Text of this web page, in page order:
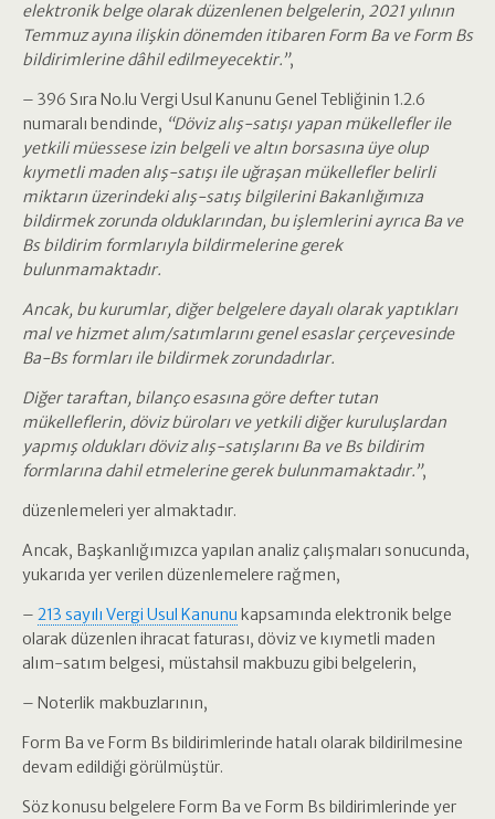
elektronik belge olarak düzenlenen belgelerin, 2021 yılının
Temmuz ayına ilişkin dönemden itibaren Form Ba ve Form Bs
bildirimlerine dâhil edilmeyecektir.”,
– 396 Sıra No.lu Vergi Usul Kanunu Genel Tebliğinin 1.2.6
numaralı bendinde, “Döviz alış-satışı yapan mükellefler ile
yetkili müessese izin belgeli ve altın borsasına üye olup
kıymetli maden alış-satışı ile uğraşan mükellefler belirli
miktarın üzerindeki alış-satış bilgilerini Bakanlığımıza
bildirmek zorunda olduklarından, bu işlemlerini ayrıca Ba ve
Bs bildirim formlarıyla bildirmelerine gerek
bulunmamaktadır.
Ancak, bu kurumlar, diğer belgelere dayalı olarak yaptıkları
mal ve hizmet alım/satımlarını genel esaslar çerçevesinde
Ba-Bs formları ile bildirmek zorundadırlar.
Diğer taraftan, bilanço esasına göre defter tutan
mükelleflerin, döviz büroları ve yetkili diğer kuruluşlardan
yapmış oldukları döviz alış-satışlarını Ba ve Bs bildirim
formlarına dahil etmelerine gerek bulunmamaktadır.”,
düzenlemeleri yer almaktadır.
Ancak, Başkanlığımızca yapılan analiz çalışmaları sonucunda,
yukarıda yer verilen düzenlemelere rağmen,
– 213 sayılı Vergi Usul Kanunu kapsamında elektronik belge
olarak düzenlen ihracat faturası, döviz ve kıymetli maden
alım-satım belgesi, müstahsil makbuzu gibi belgelerin,
– Noterlik makbuzlarının,
Form Ba ve Form Bs bildirimlerinde hatalı olarak bildirilmesine
devam edildiği görülmüştür.
Söz konusu belgelere Form Ba ve Form Bs bildirimlerinde yer